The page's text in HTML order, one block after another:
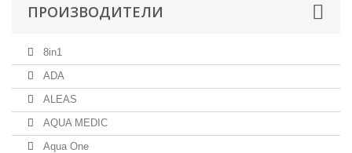
ПРОИЗВОДИТЕЛИ
8in1
ADA
ALEAS
AQUA MEDIC
Aqua One